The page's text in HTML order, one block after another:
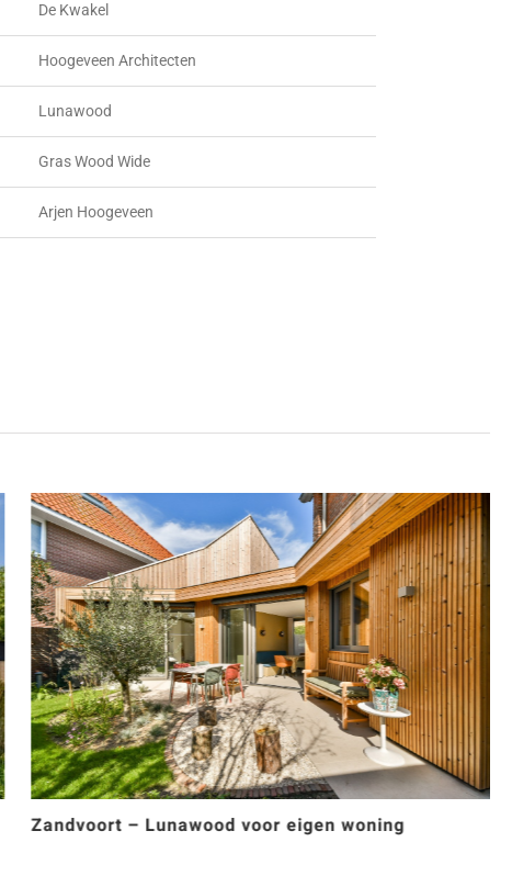
De Kwakel
Hoogeveen Architecten
Lunawood
Gras Wood Wide
Arjen Hoogeveen
Zandvoort – Lunawood voor eigen woning